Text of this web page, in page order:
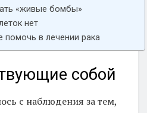
«живые бомбы»
нет
помочь в лечении рака
собой
с наблюдения за тем,